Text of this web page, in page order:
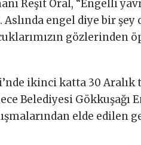
Reşit Oral, “Engelli
engel diye bir şey
gözlerinden
ikinci katta 30
Belediyesi Gökkuşağı
elde edilen